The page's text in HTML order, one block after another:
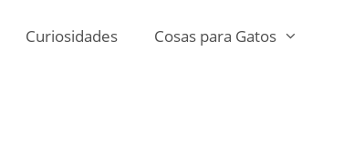
Curiosidades Cosas para Gatos